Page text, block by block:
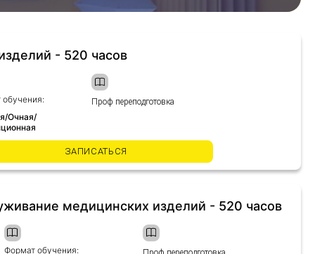
- 520 часов
Очная/
Проф переподготовка
ЗАПИСАТЬСЯ
медицинских изделий - 520 часов
Формат обучения: